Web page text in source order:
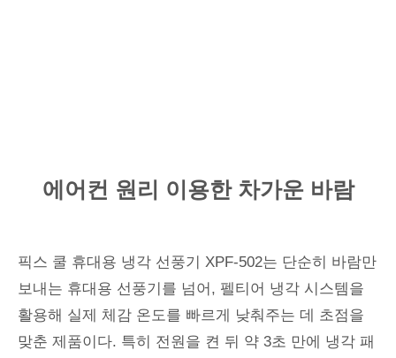
에어컨 원리 이용한 차가운 바람
픽스 쿨 휴대용 냉각 선풍기 XPF-502는 단순히 바람만
보내는 휴대용 선풍기를 넘어, 펠티어 냉각 시스템을
활용해 실제 체감 온도를 빠르게 낮춰주는 데 초점을
맞춘 제품이다. 특히 전원을 켠 뒤 약 3초 만에 냉각 패